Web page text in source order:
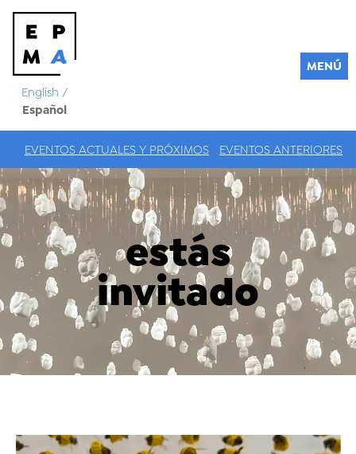
English /
Español
MENÚ
EVENTOS ACTUALES Y PRÓXIMOS EVENTOS ANTERIORES
estás
invitado